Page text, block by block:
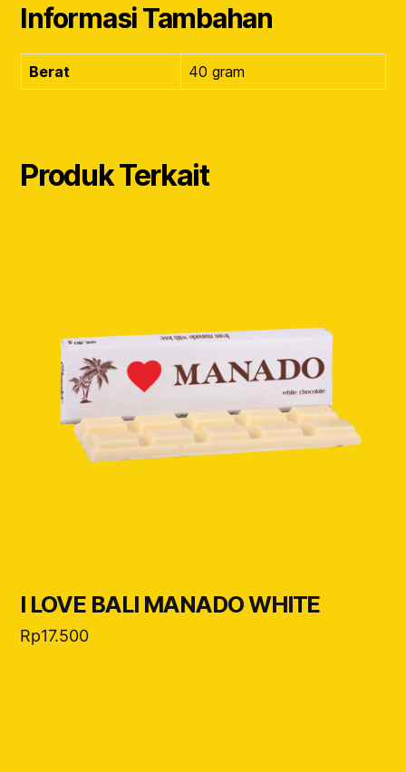
Informasi Tambahan
Berat 40 gram
Produk Terkait
I LOVE BALI MANADO WHITE
Rp17.500